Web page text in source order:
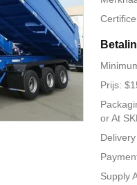
Prijs:
or At
Supply